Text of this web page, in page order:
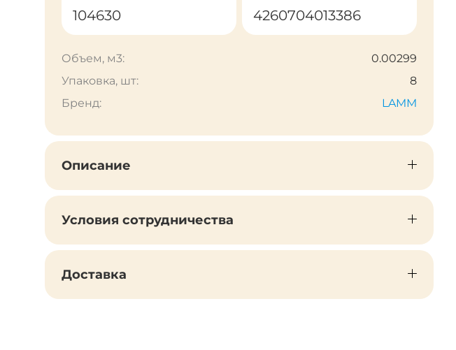
104630 4260704013386
Объем, м3:
0.00299
Упаковка, шт:
8
Бренд:
LAMM
Описание
Условия сотрудничества
Доставка